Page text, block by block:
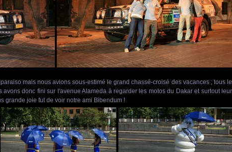
mais nous avions sous-estimé le grand chassé-croisé des vacances ; tous
donc fini sur l'avenue Alameda à regarder les motos du Dakar et surtout
grande joie fut de voir notre ami Bibendum !